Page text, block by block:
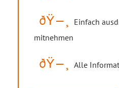
Einfach
mitnehmen
Alle